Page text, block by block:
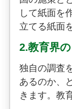
して紙面を
立てる紙面
2.教育界
独自の調査
あるのか、
きます。教